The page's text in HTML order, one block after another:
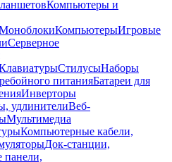
Компьютеры и
КомпьютерыИгровые
Серверное
СтилусыНаборы
питанияБатареи для
Инверторы
удлинителиВеб-
Мультимедиа
Компьютерные кабели,
Док-станции,
панели,